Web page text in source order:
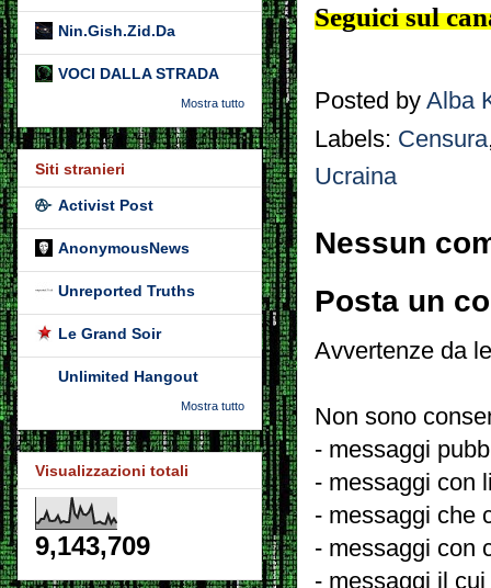
Seguici sul
Posted by Alba
Labels: Censura
Ucraina
Nessun
Posta un
Avvertenze da
Non sono
- messaggi
- messaggi con
- messaggi che
- messaggi con
- messaggi il
Nin.Gish.Zid.Da
VOCI DALLA STRADA
Mostra tutto
Siti stranieri
Activist Post
AnonymousNews
Unreported Truths
Le Grand Soir
Unlimited Hangout
Mostra tutto
Visualizzazioni totali
9,143,709